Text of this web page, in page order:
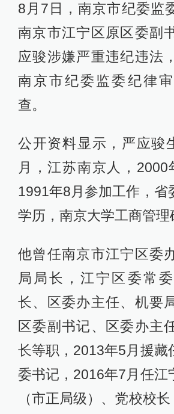
8月7日，南京市纪委监
南京市江宁区原区委副
应骏涉嫌严重违纪违法
南京市纪委监委纪律
查。
公开资料显示，严应骏
月，江苏南京人，2000
1991年8月参加工作，省
学历，南京大学工商管理
他曾任南京市江宁区委
局局长，江宁区委常
长、区委办主任、机要
区委副书记、区委办主
长等职，2013年5月援藏
委书记，2016年7月任江
（市正局级）、党校校